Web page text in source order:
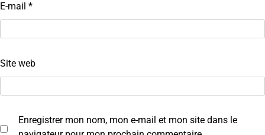
E-mail *
Site web
Enregistrer mon nom, mon e-mail et mon site dans le